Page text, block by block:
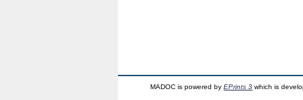
MADOC is powered byEPrints 3 which is